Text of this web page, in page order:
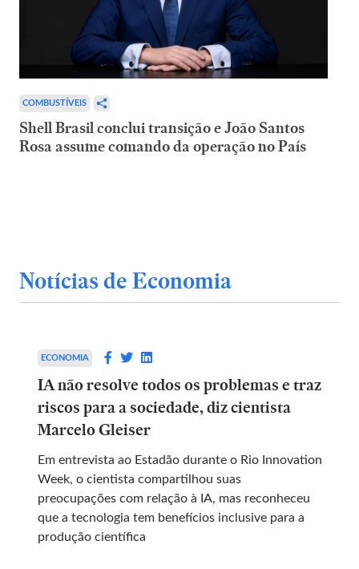
COMBUSTÍVEIS
Shell Brasil conclui transição e João Santos
Rosa assume comando da operação no País
Notícias de Economia
ECONOMIA
IA não resolve todos os problemas e traz
riscos para a sociedade, diz cientista
Marcelo Gleiser
Em entrevista ao Estadão durante o Rio Innovation
Week, o cientista compartilhou suas
preocupações com relação à IA, mas reconheceu
que a tecnologia tem benefícios inclusive para a
produção científica